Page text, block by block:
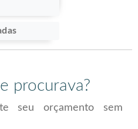
procurava?
seu orçamento sem